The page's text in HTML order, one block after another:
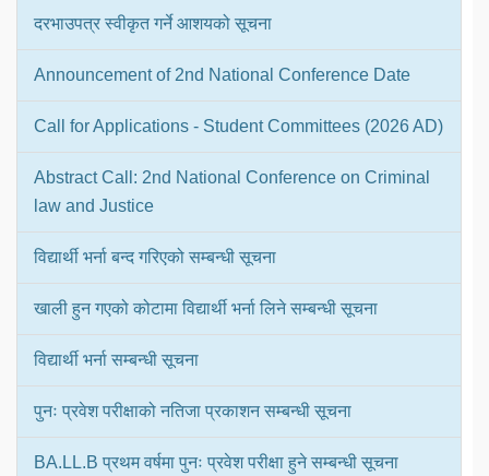
दरभाउपत्र स्वीकृत गर्ने आशयको सूचना
Announcement of 2nd National Conference Date
Call for Applications - Student Committees (2026 AD)
Abstract Call: 2nd National Conference on Criminal
law and Justice
विद्यार्थी भर्ना बन्द गरिएको सम्बन्धी सूचना
खाली हुन गएको कोटामा विद्यार्थी भर्ना लिने सम्बन्धी सूचना
विद्यार्थी भर्ना सम्बन्धी सूचना
पुनः प्रवेश परीक्षाको नतिजा प्रकाशन सम्बन्धी सूचना
BA.LL.B प्रथम वर्षमा पुनः प्रवेश परीक्षा हुने सम्बन्धी सूचना